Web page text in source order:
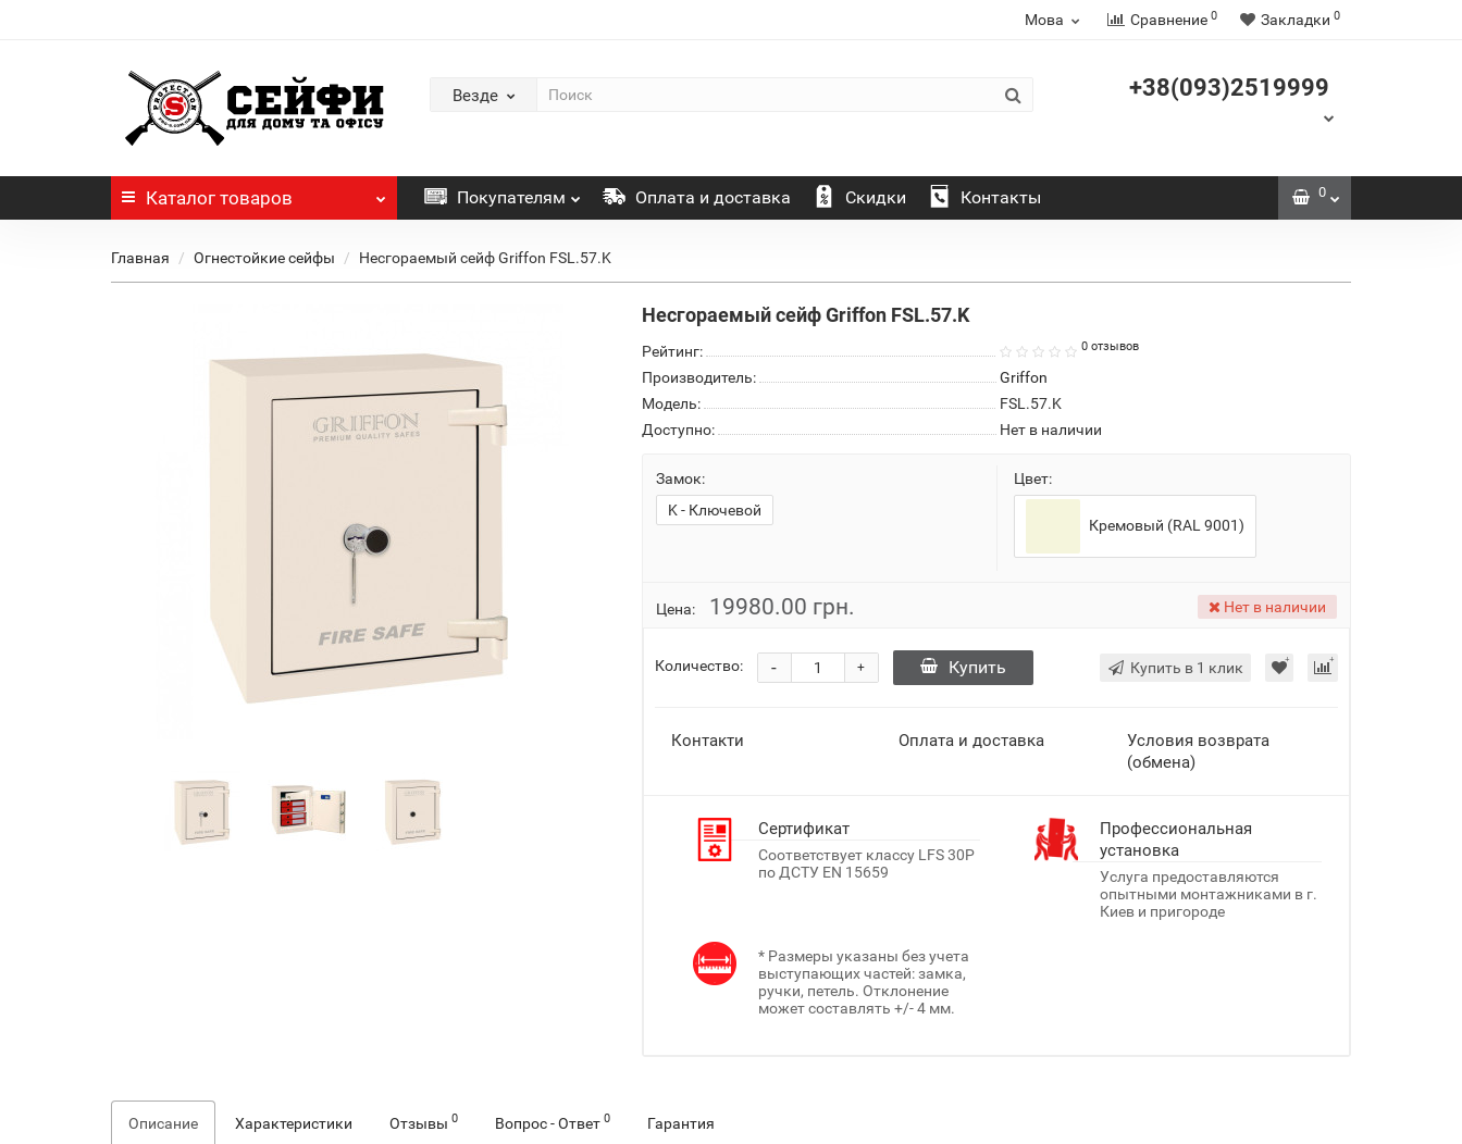
Мова Сравнение 0 Закладки 0
Везде +38(093)2519999
Каталог товаров Покупателям Оплата и доставка Скидки Контакты 0
Главная Огнестойкие сейфы Несгораемый сейф Griffon FSL.57.K
Несгораемый сейф Griffon FSL.57.K
Рейтинг: 0 отзывов
Производитель:
Griffon
Модель:
FSL.57.K
Доступно:
Нет в наличии
Замок:
K - Ключевой
Цвет:
Кремовый (RAL 9001)
Цена: 19980.00 грн. Нет в наличии
Количество: +
- Купить Купить в 1 клик
Контакти Оплата и доставка
Условия возврата
(обмена)
Сертификат
Соответствует классу LFS 30P
по ДСТУ EN 15659
Профессиональная
установка
Услуга предоставляются
опытными монтажниками в г.
Киев и пригороде
* Размеры указаны без учета
выступающих частей: замка,
ручки, петель. Отклонение
может составлять +/- 4 мм.
Описание Характеристики Отзывы 0 Вопрос - Ответ 0 Гарантия